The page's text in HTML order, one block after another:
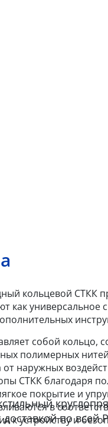
кольцевой СТКК
как универсальное
собой кольцо,
полимерных
наружных
СТКК благодаря
покрытие и
в
к устройству ипо всей